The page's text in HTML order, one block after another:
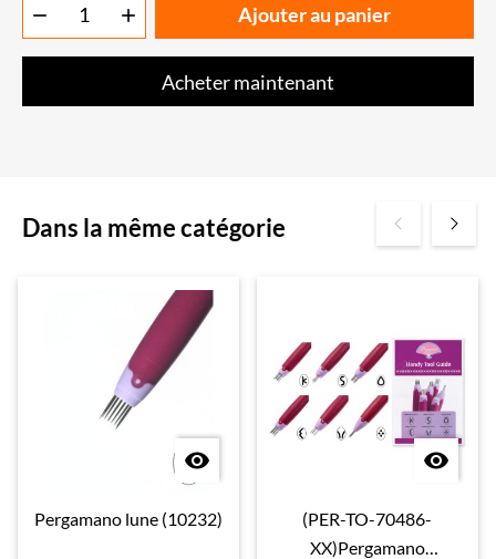
  Ajouter au panier
Acheter maintenant
Dans la même catégorie

Pergamano lune (10232)

(PER-TO-70486-
XX)Pergamano